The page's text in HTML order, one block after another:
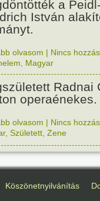
a
István
olvasom | Nincs
Magyar
Radnai
operaénekes.
olvasom | Nincs
, Született Zene
Köszönetnyilvánítás